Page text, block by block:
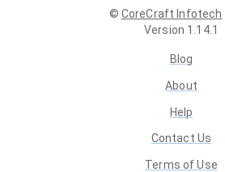
© CoreCraft Infotech
Version 1.14.1
Blog
About
Help
Contact Us
Terms of Use